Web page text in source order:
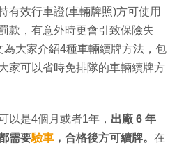
有效行車證(車輛牌照)方可使用
款，有意外時更會引致保險失
大家介紹4種車輛續牌方法，包
家可以省時免排隊的車輛續牌方
以是4個月或者1年， 出廠 6 年
需要驗車 ，合格後方可續牌。 在